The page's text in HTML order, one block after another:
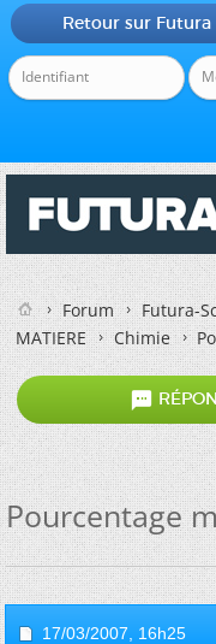
Retour sur Futura
Forum
Futura-
MATIERE
Chimie

Pourcentage
17/03/2007, 16h25